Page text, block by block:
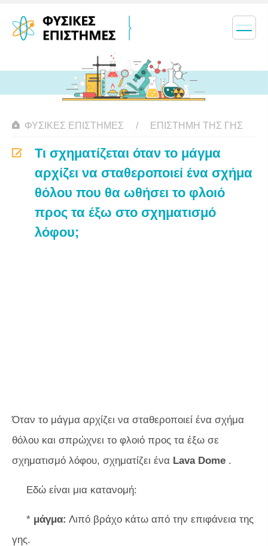
ΦΥΣΙΚΈΣ ΕΠΙΣΤΉΜΕΣ ΕΠΙΣΤΉΜΗ ΤΗΣ ΓΗΣ
Τι σχηματίζεται όταν το μάγμα
αρχίζει να σταθεροποιεί ένα σχήμα
θόλου που θα ωθήσει το φλοιό
προς τα έξω στο σχηματισμό
λόφου;
Όταν το μάγμα αρχίζει να σταθεροποιεί ένα σχήμα
θόλου και σπρώχνει το φλοιό προς τα έξω σε
σχηματισμό λόφου, σχηματίζει ένα Lava Dome .
Εδώ είναι μια κατανομή:
* μάγμα: Λιπό βράχο κάτω από την επιφάνεια της
γης.